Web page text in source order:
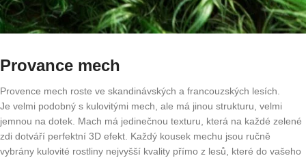
Provance mech
Provence mech roste ve skandinávských a francouzských lesích.
Je velmi podobný s kulovitými mech, ale má jinou strukturu, velmi
jemnou na dotek. Mach má jedinečnou texturu, která na každé zelené
zdi dotváří perfektní 3D efekt. Každý kousek mechu jsou ručně
vybrány kulovité rostliny nejvyšší kvality přímo z lesů, které do vašeho